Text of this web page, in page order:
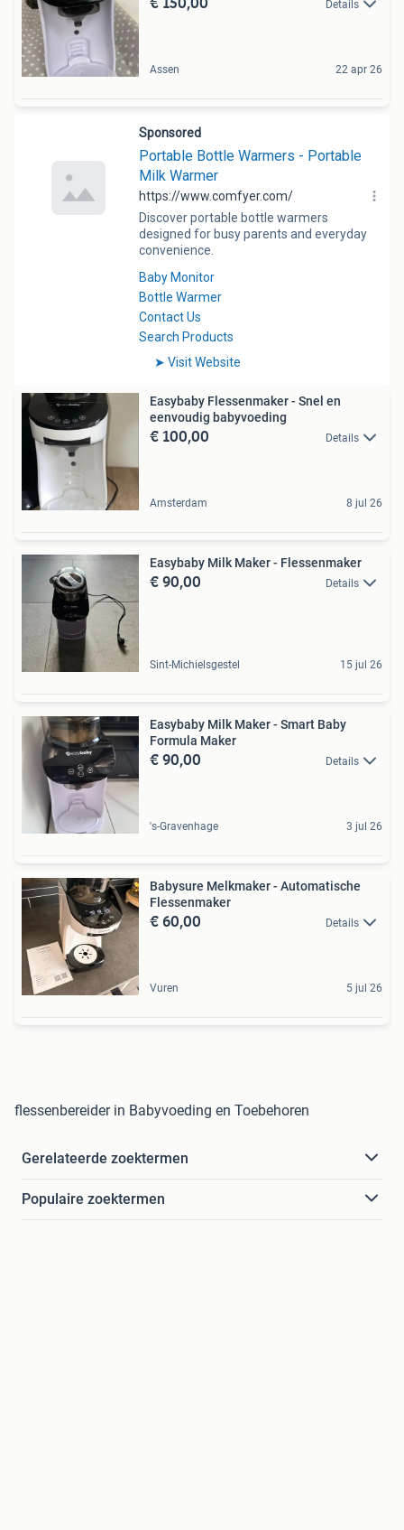
Details
Assen 22 apr 26
Easybaby Flessenmaker - Snel en
eenvoudig babyvoeding
€ 100,00 Details
Amsterdam 8 jul 26
Easybaby Milk Maker - Flessenmaker
€ 90,00 Details
Sint-Michielsgestel 15 jul 26
Easybaby Milk Maker - Smart Baby
Formula Maker
€ 90,00 Details
's-Gravenhage 3 jul 26
Babysure Melkmaker - Automatische
Flessenmaker
€ 60,00 Details
Vuren 5 jul 26
flessenbereider in Babyvoeding en Toebehoren
Gerelateerde zoektermen
Populaire zoektermen